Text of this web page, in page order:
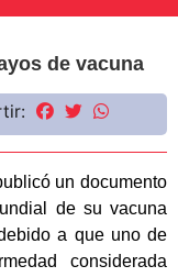
de vacuna
un documento
de su vacuna
a que uno de
considerada